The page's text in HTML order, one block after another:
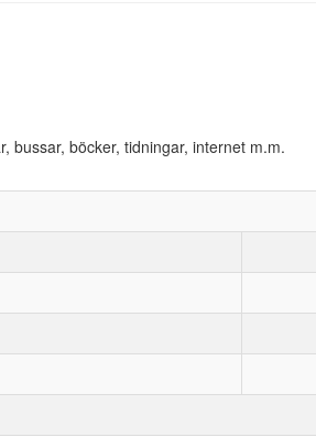
bussar, böcker, tidningar, internet m.m.